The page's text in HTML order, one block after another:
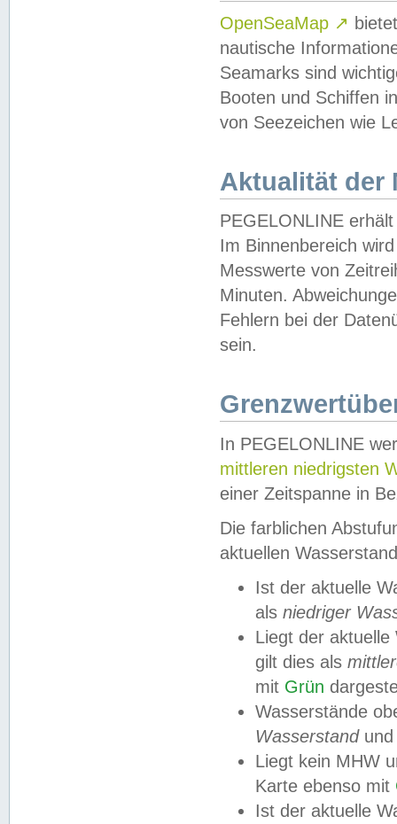
OpenSeaMap ↗
nautische
Seamarks sind
Booten und Schiffen
von Seezeichen wie
Aktualität der
PEGELONLINE
Im Binnenbereich
Messwerte von
Minuten.
Fehlern bei der
sein.
In PEGELONLINE
mittleren niedrigsten
einer Zeitspanne in
Die farblichen
aktuellen
Ist der aktuelle
als niedriger
Liegt der
gilt dies als
mit Grün
Wasserstände
Wasserstandund
Liegt kein MHW
Karte ebenso mit
Ist der aktuelle